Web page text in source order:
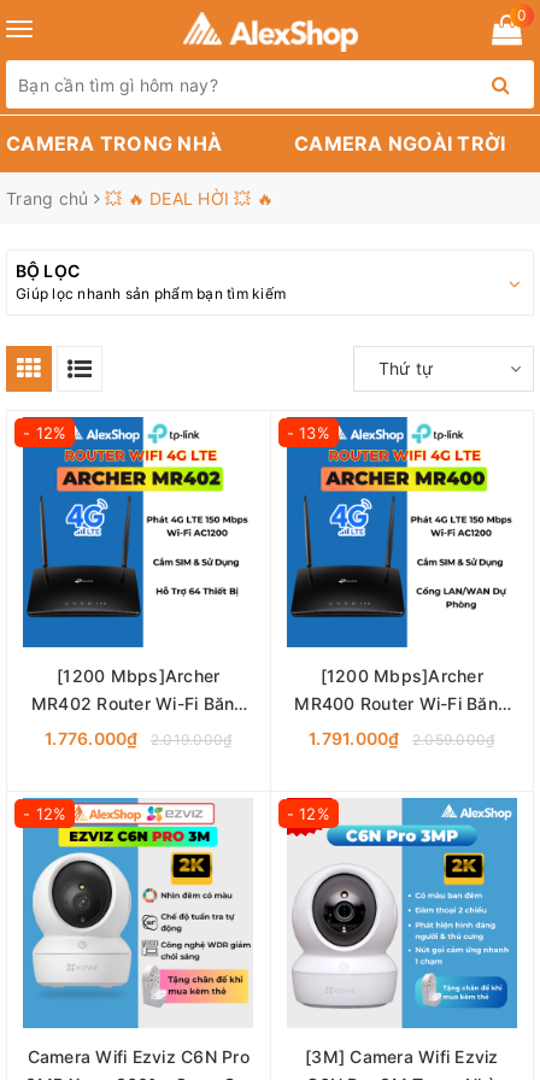
Toggle
navigation
0
CAMERA TRONG NHÀ CAMERA NGOÀI TRỜI
Trang chủ 💥 🔥 DEAL HỜI 💥 🔥
BỘ LỌC
Giúp lọc nhanh sản phẩm bạn tìm kiếm
Thứ tự
- 12%
[1200 Mbps]Archer
MR402 Router Wi-Fi Băng
Tần Kép 4G LTE AC1200
1.776.000₫ 2.019.000₫
- 13%
[1200 Mbps]Archer
MR400 Router Wi-Fi Băng
Tần Kép 4G LTE AC1200
1.791.000₫ 2.059.000₫
- 12%
Camera Wifi Ezviz C6N Pro
- 12%
[3M] Camera Wifi Ezviz